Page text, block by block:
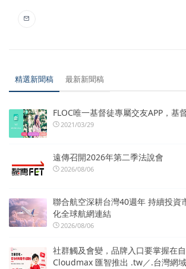
精選新聞稿 最新新聞稿
FLOC唯一基督徒專屬交友APP，基
2021/03/29
遠傳召開2026年第二季法說會
2026/08/06
聯合航空深耕台灣40週年 持續投資
化全球航網連結
2026/08/06
社群觸及會變，品牌入口要掌握在自
Cloudmax 匯智推出 .tw／.台灣網